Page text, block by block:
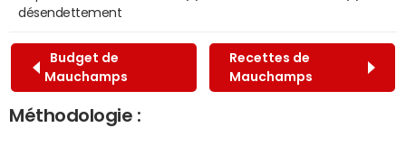
désendettement
Budget de
Mauchamps
Recettes de
Mauchamps
Méthodologie :